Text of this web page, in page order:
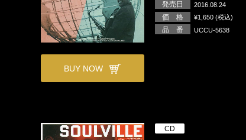
BUY NOW
発売日 2016.08.24
価 格 ¥1,650 (税込)
品 番 UCCU-5638
CD